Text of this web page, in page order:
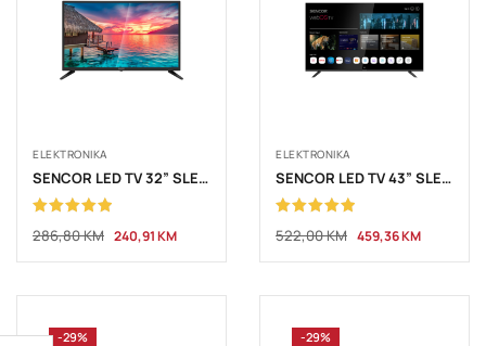
ELEKTRONIKA
SENCOR LED TV 32” SLE3233TCS
5.00od 5
286,80KM 240,91KM
ELEKTRONIKA
SENCOR LED TV 43” SLE 43FS804B FHD
5.00od 5
522,00KM 459,36KM
-29% -29%